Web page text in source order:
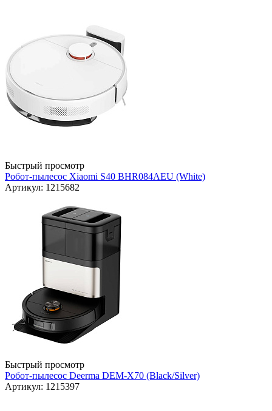
Быстрый просмотр
Робот-пылесос Xiaomi S40 BHR084AEU (White)
Артикул: 1215682
Быстрый просмотр
Робот-пылесос Deerma DEM-X70 (Black/Silver)
Артикул: 1215397